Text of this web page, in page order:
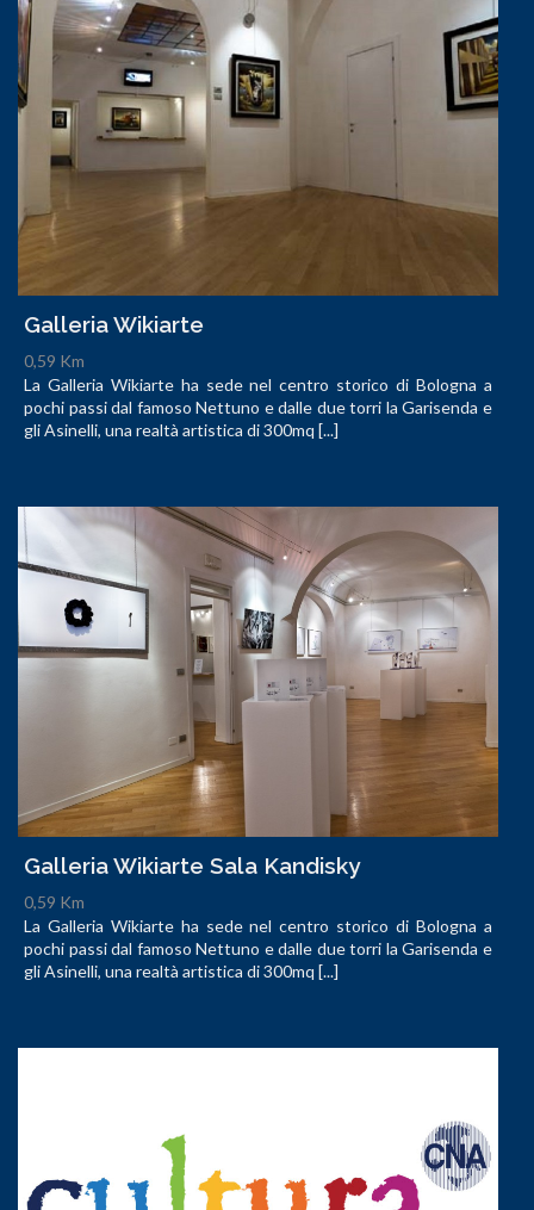
Galleria Wikiarte
0,59 Km
La Galleria Wikiarte ha sede nel centro storico di Bologna a
pochi passi dal famoso Nettuno e dalle due torri la Garisenda e
gli Asinelli, una realtà artistica di 300mq [...]
Galleria Wikiarte Sala Kandisky
0,59 Km
La Galleria Wikiarte ha sede nel centro storico di Bologna a
pochi passi dal famoso Nettuno e dalle due torri la Garisenda e
gli Asinelli, una realtà artistica di 300mq [...]